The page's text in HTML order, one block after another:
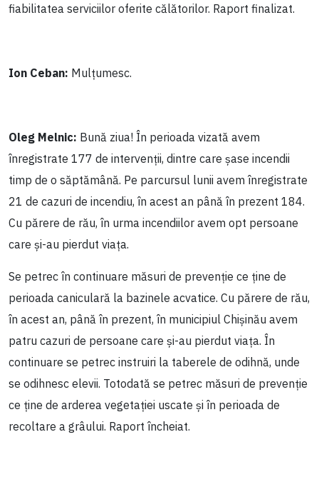
fiabilitatea serviciilor oferite călătorilor. Raport finalizat.
Ion Ceban: Mulțumesc.
Oleg Melnic: Bună ziua! În perioada vizată avem
înregistrate 177 de intervenții, dintre care șase incendii
timp de o săptămână. Pe parcursul lunii avem înregistrate
21 de cazuri de incendiu, în acest an până în prezent 184.
Cu părere de rău, în urma incendiilor avem opt persoane
care și-au pierdut viața.
Se petrec în continuare măsuri de prevenție ce ține de
perioada caniculară la bazinele acvatice. Cu părere de rău,
în acest an, până în prezent, în municipiul Chișinău avem
patru cazuri de persoane care și-au pierdut viața. În
continuare se petrec instruiri la taberele de odihnă, unde
se odihnesc elevii. Totodată se petrec măsuri de prevenție
ce ține de arderea vegetației uscate și în perioada de
recoltare a grâului. Raport încheiat.